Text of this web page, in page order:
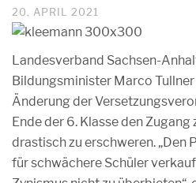
20. APRIL 2021
Landesverband Sachsen-
Bildungsminister Marco Tullner
Änderung der
Ende der 6. Klasse den
drastisch zu erschweren. „Den
für schwächere Schüler